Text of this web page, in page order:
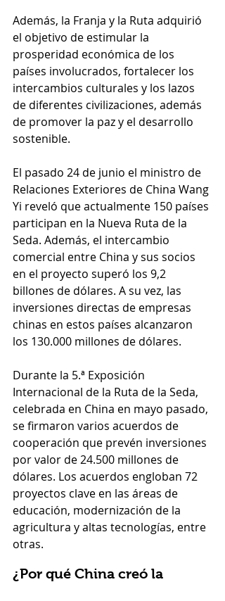
Además, la Franja y la Ruta adquirió
el objetivo de estimular la
prosperidad económica de los
países involucrados, fortalecer los
intercambios culturales y los lazos
de diferentes civilizaciones, además
de promover la paz y el desarrollo
sostenible.
El pasado 24 de junio el ministro de
Relaciones Exteriores de China Wang
Yi reveló que actualmente 150 países
participan en la Nueva Ruta de la
Seda. Además, el intercambio
comercial entre China y sus socios
en el proyecto superó los 9,2
billones de dólares. A su vez, las
inversiones directas de empresas
chinas en estos países alcanzaron
los 130.000 millones de dólares.
Durante la 5.ª Exposición
Internacional de la Ruta de la Seda,
celebrada en China en mayo pasado,
se firmaron varios acuerdos de
cooperación que prevén inversiones
por valor de 24.500 millones de
dólares. Los acuerdos engloban 72
proyectos clave en las áreas de
educación, modernización de la
agricultura y altas tecnologías, entre
otras.
¿Por qué China creó la